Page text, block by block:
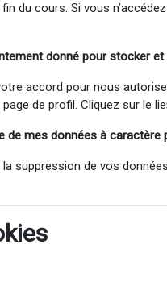
du cours. Si vous
donné pour stocker
accord pour nous
de profil. Cliquez sur le
de mes données à caractère
suppression de vos